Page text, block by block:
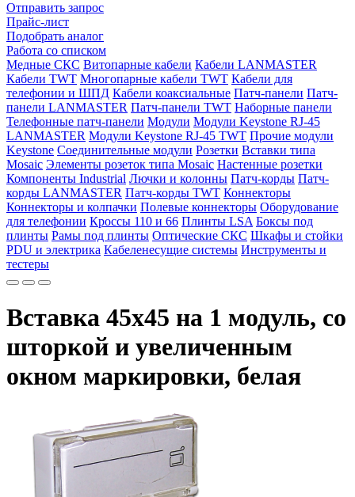
Отправить запрос
Прайс-лист
Подобрать аналог
Работа со списком
Медные СКС Витопарные кабели Кабели LANMASTER
Кабели TWT Многопарные кабели TWT Кабели для
телефонии и ШПД Кабели коаксиальные Патч-панели Патч-
панели LANMASTER Патч-панели TWT Наборные панели
Телефонные патч-панели Модули Модули Keystone RJ-45
LANMASTER Модули Keystone RJ-45 TWT Прочие модули
Keystone Соединительные модули Розетки Вставки типа
Mosaic Элементы розеток типа Mosaic Настенные розетки
Компоненты Industrial Лючки и колонны Патч-корды Патч-
корды LANMASTER Патч-корды TWT Коннекторы
Коннекторы и колпачки Полевые коннекторы Оборудование
для телефонии Кроссы 110 и 66 Плинты LSA Боксы под
плинты Рамы под плинты Оптические СКС Шкафы и стойки
PDU и электрика Кабеленесущие системы Инструменты и
тестеры
Вставка 45x45 на 1 модуль, со
шторкой и увеличенным
окном маркировки, белая